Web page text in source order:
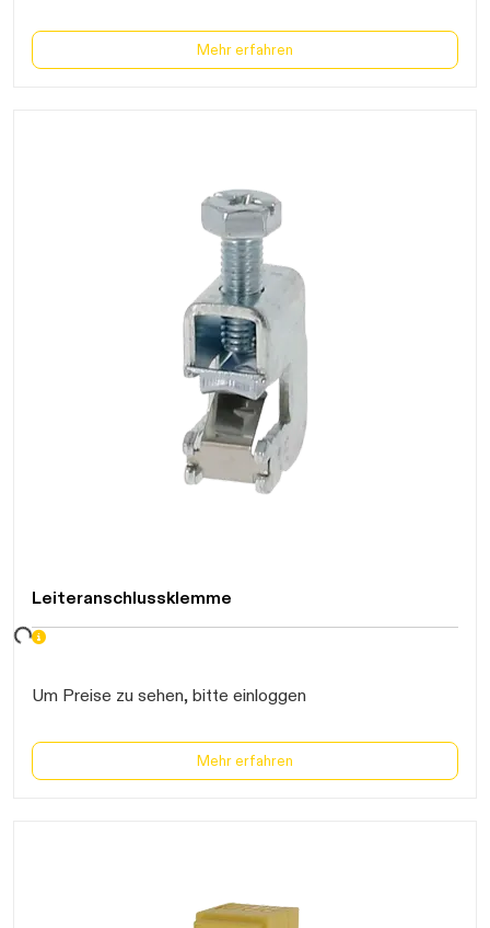
Mehr erfahren
Leiteranschlussklemme
Daten werden geladen. Bitte warten...
Um Preise zu sehen, bitte einloggen
Mehr erfahren